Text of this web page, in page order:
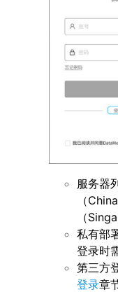
服务器
（
（
私有部
登录时
第三方
登录章